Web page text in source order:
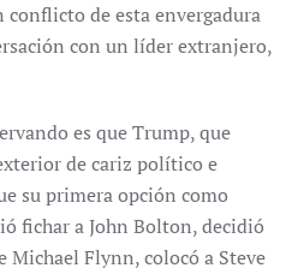
de esta envergadura
con un líder extranjero,
es que Trump, que
de cariz político e
su primera opción como
fichar a John Bolton, decidió
Flynn, colocó a Steve